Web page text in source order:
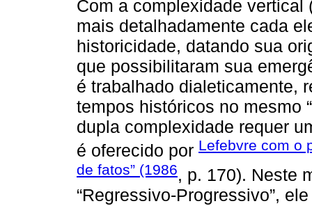
Com a complexidade
mais detalhadamente cada
historicidade, datando sua
que possibilitaram sua
é trabalhado dialeticamente,
tempos históricos no mesmo
dupla complexidade requer
é oferecido por Lefebvre com o
de fatos” (1986, p. 170). Neste
“Regressivo-Progressivo”,